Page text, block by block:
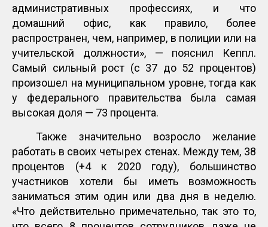
административных профессиях, и что
домашний офис, как правило, более
распространен, чем, например, в полиции или на
учительской должности», — пояснил Кеппл.
Самый сильный рост (с 37 до 52 процентов)
произошел на муниципальном уровне, тогда как
у федерального правительства была самая
высокая доля — 73 процента.
Также значительно возросло желание
работать в своих четырех стенах. Между тем, 38
процентов (+4 к 2020 году), большинство
участников хотели бы иметь возможность
заниматься этим один или два дня в неделю.
«Что действительно примечательно, так это то,